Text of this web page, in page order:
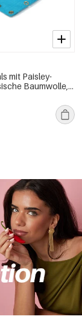
mit Paisley-
Baumwolle,